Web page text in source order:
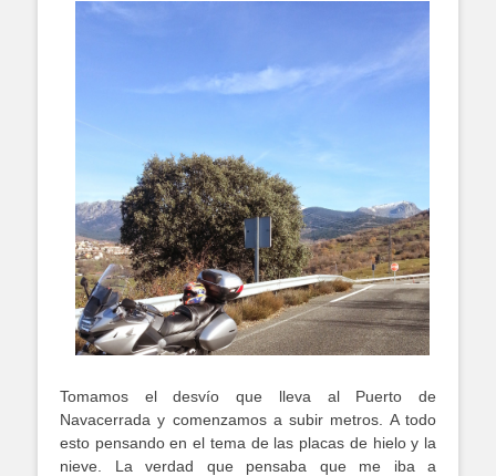
Tomamos el desvío que lleva al Puerto de
Navacerrada y comenzamos a subir metros. A todo
esto pensando en el tema de las placas de hielo y la
nieve. La verdad que pensaba que me iba a